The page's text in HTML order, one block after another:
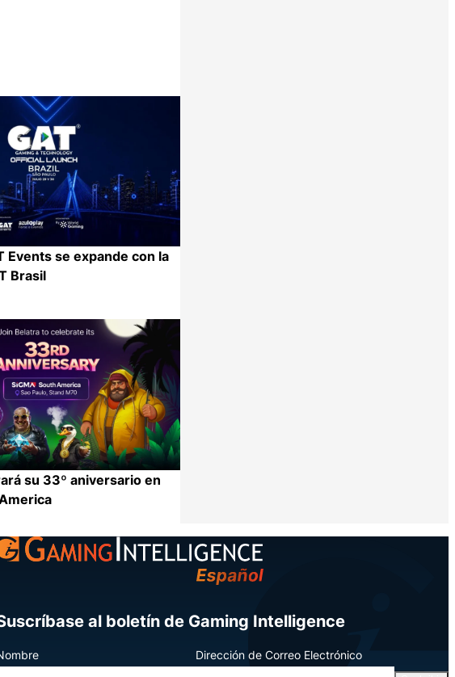
Events se expande con la
Brasil
su 33º aniversario en
al boletín de Gaming Intelligence
Dirección de Correo Electrónico